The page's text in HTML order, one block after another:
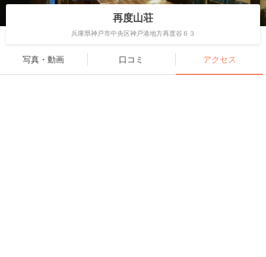
再度山荘
兵庫県神戸市中央区神戸港地方再度谷６３
写真・動画 口コミ アクセス